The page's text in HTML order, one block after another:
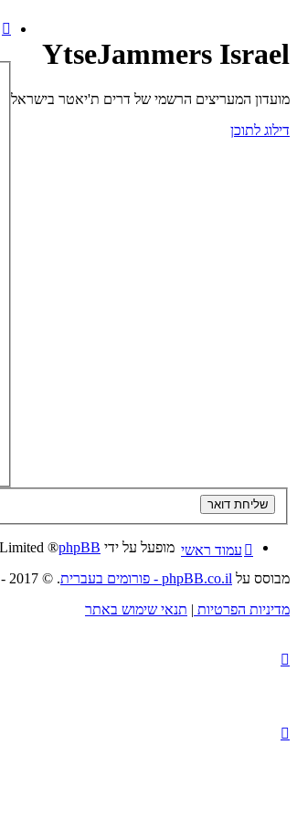
YtseJammers Israel
מועדון המעריצים הרשמי של דרים ת'יאטר בישראל
דילוג לתוכן
עמוד ראשי מופעל על ידי phpBB
® Forum Software © phpBB Limited
מבוסס על phpBB.co.il - פורומים בעברית
. © 2017 - phpBB.co.il.
מדיניות הפרטיות | תנאי שימוש באתר